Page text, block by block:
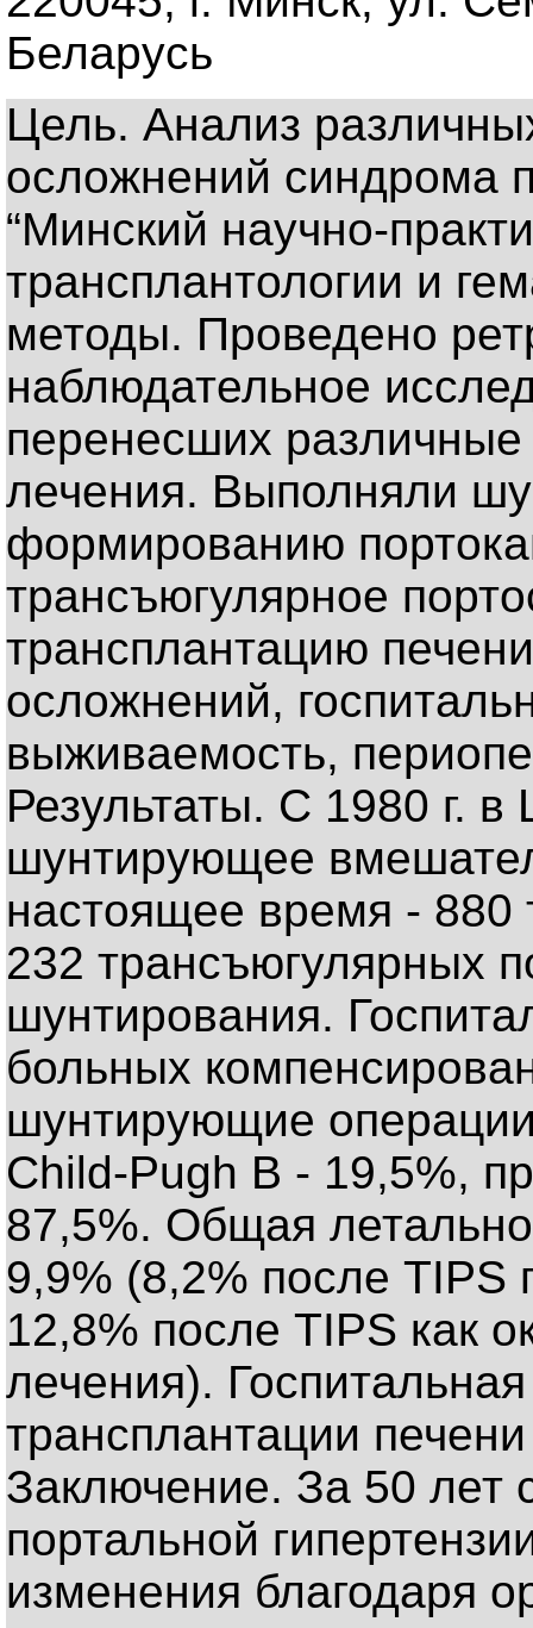
Беларусь
Цель. Анализ
осложнений синдрома
“Минский научно-
трансплантологии и
методы. Проведено
наблюдательное
перенесших различные
лечения. Выполняли
формированию
трансъюгулярное
трансплантацию
осложнений,
выживаемость,
Результаты. С 1980 г.
шунтирующее
настоящее время - 880
232 трансъюгулярных
шунтирования.
больных
шунтирующие
Child-Pugh В - 19,5%,
87,5%. Общая
9,9% (8,2% после TIPS
12,8% после TIPS как
лечения).
трансплантации
Заключение. За 50 лет
портальной
изменения благодаря